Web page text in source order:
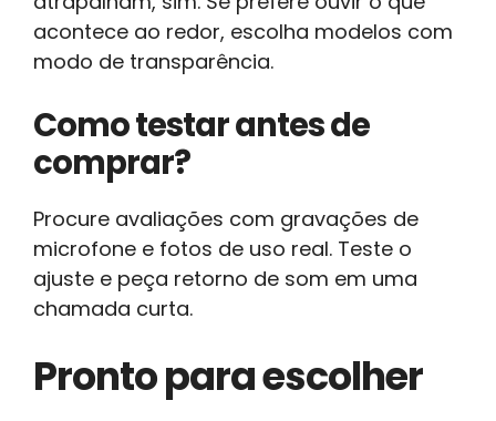
acontece ao redor, escolha modelos com
modo de transparência.
Como testar antes de
comprar?
Procure avaliações com gravações de
microfone e fotos de uso real. Teste o
ajuste e peça retorno de som em uma
chamada curta.
Pronto para escolher